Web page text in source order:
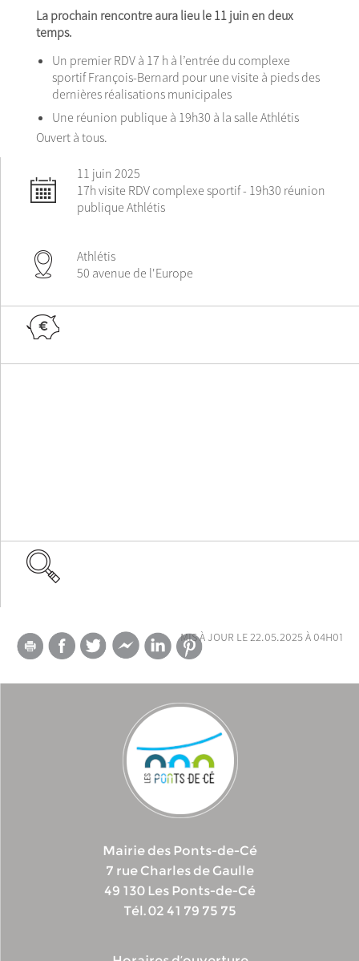
La prochain rencontre aura lieu le 11 juin en deux
temps.
Un premier RDV à 17 h à l’entrée du complexe
sportif François-Bernard pour une visite à pieds des
dernières réalisations municipales
Une réunion publique à 19h30 à la salle Athlétis
Ouvert à tous.
11 juin 2025
17h visite RDV complexe sportif - 19h30 réunion
publique Athlétis
Athlétis
50 avenue de l'Europe
mis à jour le 22.05.2025 à 04h01
Mairie des Ponts-de-Cé
7 rue Charles de Gaulle
49 130 Les Ponts-de-Cé
Tél. 02 41 79 75 75